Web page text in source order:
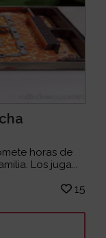
horas de
Los juga...
15